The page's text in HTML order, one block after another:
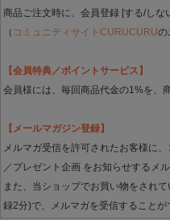
商品ご注文時に、会員登録 [する/しな
（ コミュニティサイトCURUCURUの
【会員特典／ポイントサービス】
会員様には、毎回商品代金の1%を、
【メールマガジン登録】
メルマガ受信を許可されたお客様に
／プレゼント企画 をお知らせするメ
また、当ショップでお買い物をされて
録2分)で、メルマガを受信することが